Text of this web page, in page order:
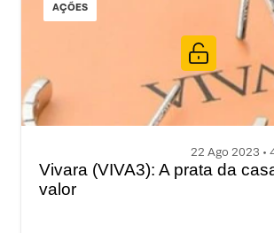
AÇÕES
22 Ago 2023 •
Vivara (VIVA3): A prata da
valor